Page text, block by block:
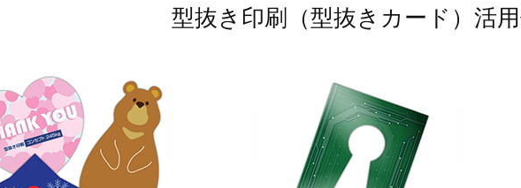
型抜き印刷（型抜きカード）活用